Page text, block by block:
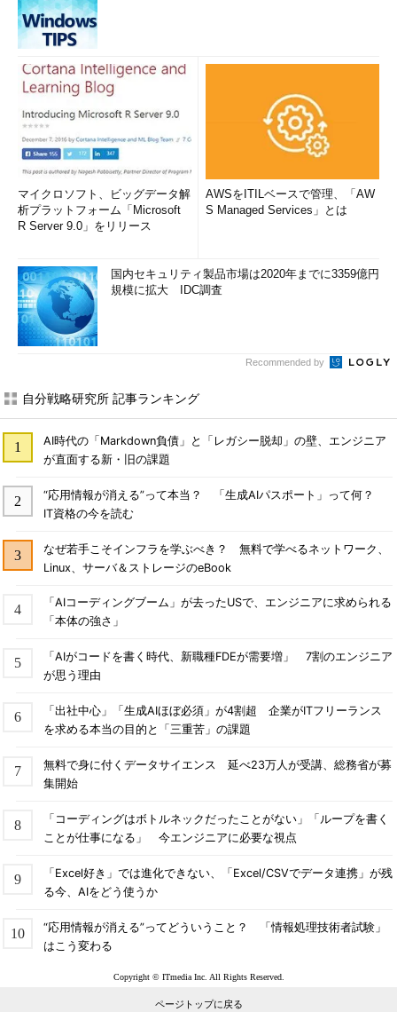
マイクロソフト、ビッグデータ解
析プラットフォーム「Microsoft
R Server 9.0」をリリース
AWSをITILベースで管理、「AW
S Managed Services」とは
国内セキュリティ製品市場は2020年までに3359億円
規模に拡大 IDC調査
Recommended by
自分戦略研究所 記事ランキング
AI時代の「Markdown負債」と「レガシー脱却」の壁、エンジニア
が直面する新・旧の課題
“応用情報が消える”って本当？ 「生成AIパスポート」って何？
IT資格の今を読む
なぜ若手こそインフラを学ぶべき？ 無料で学べるネットワーク、
Linux、サーバ＆ストレージのeBook
「AIコーディングブーム」が去ったUSで、エンジニアに求められる
「本体の強さ」
「AIがコードを書く時代、新職種FDEが需要増」 7割のエンジニア
が思う理由
「出社中心」「生成AIほぼ必須」が4割超 企業がITフリーランス
を求める本当の目的と「三重苦」の課題
無料で身に付くデータサイエンス 延べ23万人が受講、総務省が募
集開始
「コーディングはボトルネックだったことがない」「ループを書く
ことが仕事になる」 今エンジニアに必要な視点
「Excel好き」では進化できない、「Excel/CSVでデータ連携」が残
る今、AIをどう使うか
“応用情報が消える”ってどういうこと？ 「情報処理技術者試験」
はこう変わる
Copyright © ITmedia Inc. All Rights Reserved.
ページトップに戻る